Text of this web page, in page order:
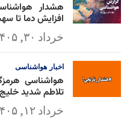
هشدار
افزایش دما تا
خرداد ۳۰, ۱۴۰۵
اخبار هواشناسی
هواشناسی
تلاطم شدید خلیج
خرداد ۱۲, ۱۴۰۵